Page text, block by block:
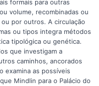
formais para outras
volume, recombinadas ou
por outros. A circulação
ou tipos integra métodos
tipológica ou genética.
que investigam a
caminhos, ancorados
examina as possíveis
Mindlin para o Palácio do